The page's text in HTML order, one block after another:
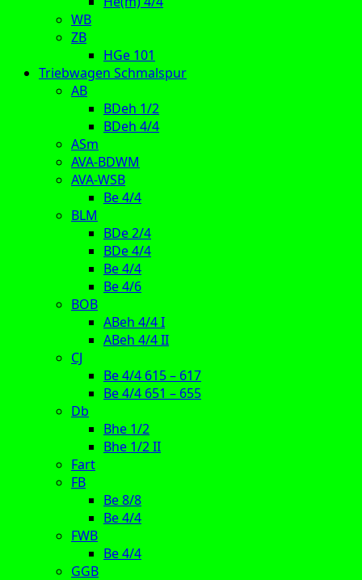
WB
ZB
HGe 101
Triebwagen Schmalspur
AB
BDeh 1/2
BDeh 4/4
ASm
AVA-BDWM
AVA-WSB
Be 4/4
BLM
BDe 2/4
BDe 4/4
Be 4/4
Be 4/6
BOB
ABeh 4/4 I
ABeh 4/4 II
CJ
Be 4/4 615 – 617
Be 4/4 651 – 655
Db
Bhe 1/2
Bhe 1/2 II
Fart
FB
Be 8/8
Be 4/4
FWB
Be 4/4
GGB